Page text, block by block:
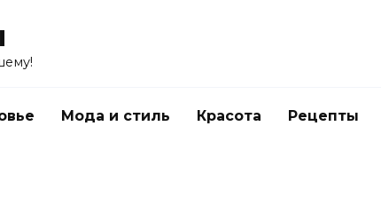
Мода и стиль Красота Рецепты